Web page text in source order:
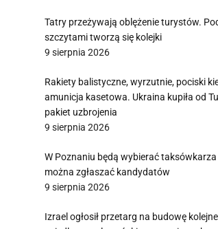
Tatry przeżywają oblężenie turystów.
szczytami tworzą się kolejki
9 sierpnia 2026
Rakiety balistyczne, wyrzutnie, pociski
amunicja kasetowa. Ukraina kupiła od
pakiet uzbrojenia
9 sierpnia 2026
W Poznaniu będą wybierać
można zgłaszać kandydatów
9 sierpnia 2026
Izrael ogłosił przetarg na budowę